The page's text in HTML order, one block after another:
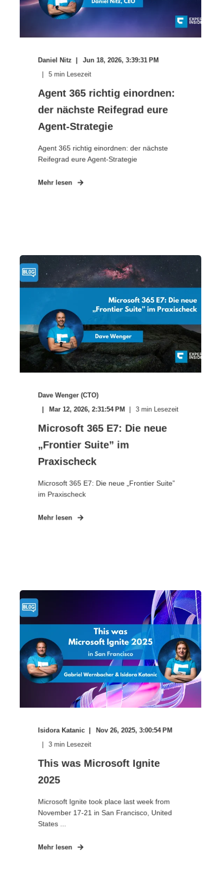
Daniel Nitz Jun 18, 2026, 3:39:31 PM
5 min Lesezeit
Agent 365 richtig einordnen:
der nächste Reifegrad eure
Agent-Strategie
Agent 365 richtig einordnen: der nächste
Reifegrad eure Agent-Strategie
Mehr lesen
Dave Wenger (CTO)
Mar 12, 2026, 2:31:54 PM 3 min Lesezeit
Microsoft 365 E7: Die neue
„Frontier Suite” im
Praxischeck
Microsoft 365 E7: Die neue „Frontier Suite”
im Praxischeck
Mehr lesen
Isidora Katanic
Nov 26, 2025, 3:00:54 PM
3 min Lesezeit
This was Microsoft Ignite
2025
Microsoft Ignite took place last week from
November 17-21 in San Francisco, United
States ...
Mehr lesen